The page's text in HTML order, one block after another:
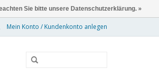
Mein Konto / Kundenkonto anlegen
Sie bitte unsere Datenschutzerklärung. »